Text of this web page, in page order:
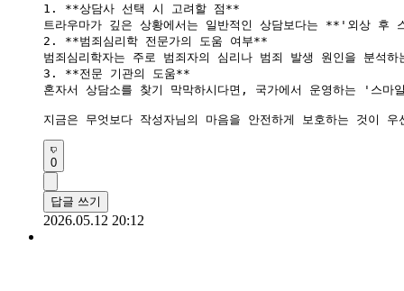
1. **상담사 선택 시 고려할 점**
트라우마가 깊은 상황에서는 일반적인 상담보다는 **'외상
2. **범죄심리학 전문가의 도움 여부**
범죄심리학자는 주로 범죄자의 심리나 범죄 발생 원인을 분
3. **전문 기관의 도움**
혼자서 상담소를 찾기 막막하시다면, 국가에서 운영하는 '스
0
답글 쓰기
2026.05.12 20:12